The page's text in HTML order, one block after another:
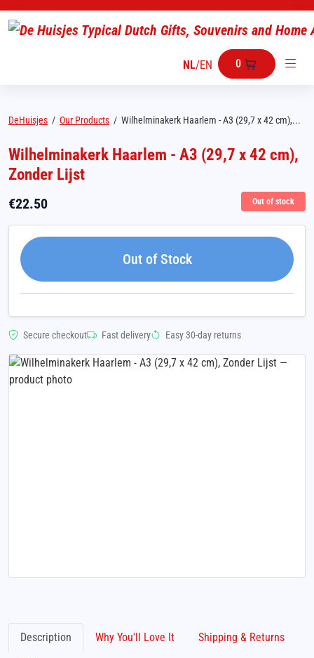
NL/EN 0
DeHuisjes / Our Products / Wilhelminakerk Haarlem - A3 (29,7 x 42 cm),...
Wilhelminakerk Haarlem - A3 (29,7 x 42 cm),
Zonder Lijst
€22.50 Out of stock
Out of Stock
Secure checkout Fast delivery Easy 30-day returns
Description Why You'll Love It Shipping & Returns